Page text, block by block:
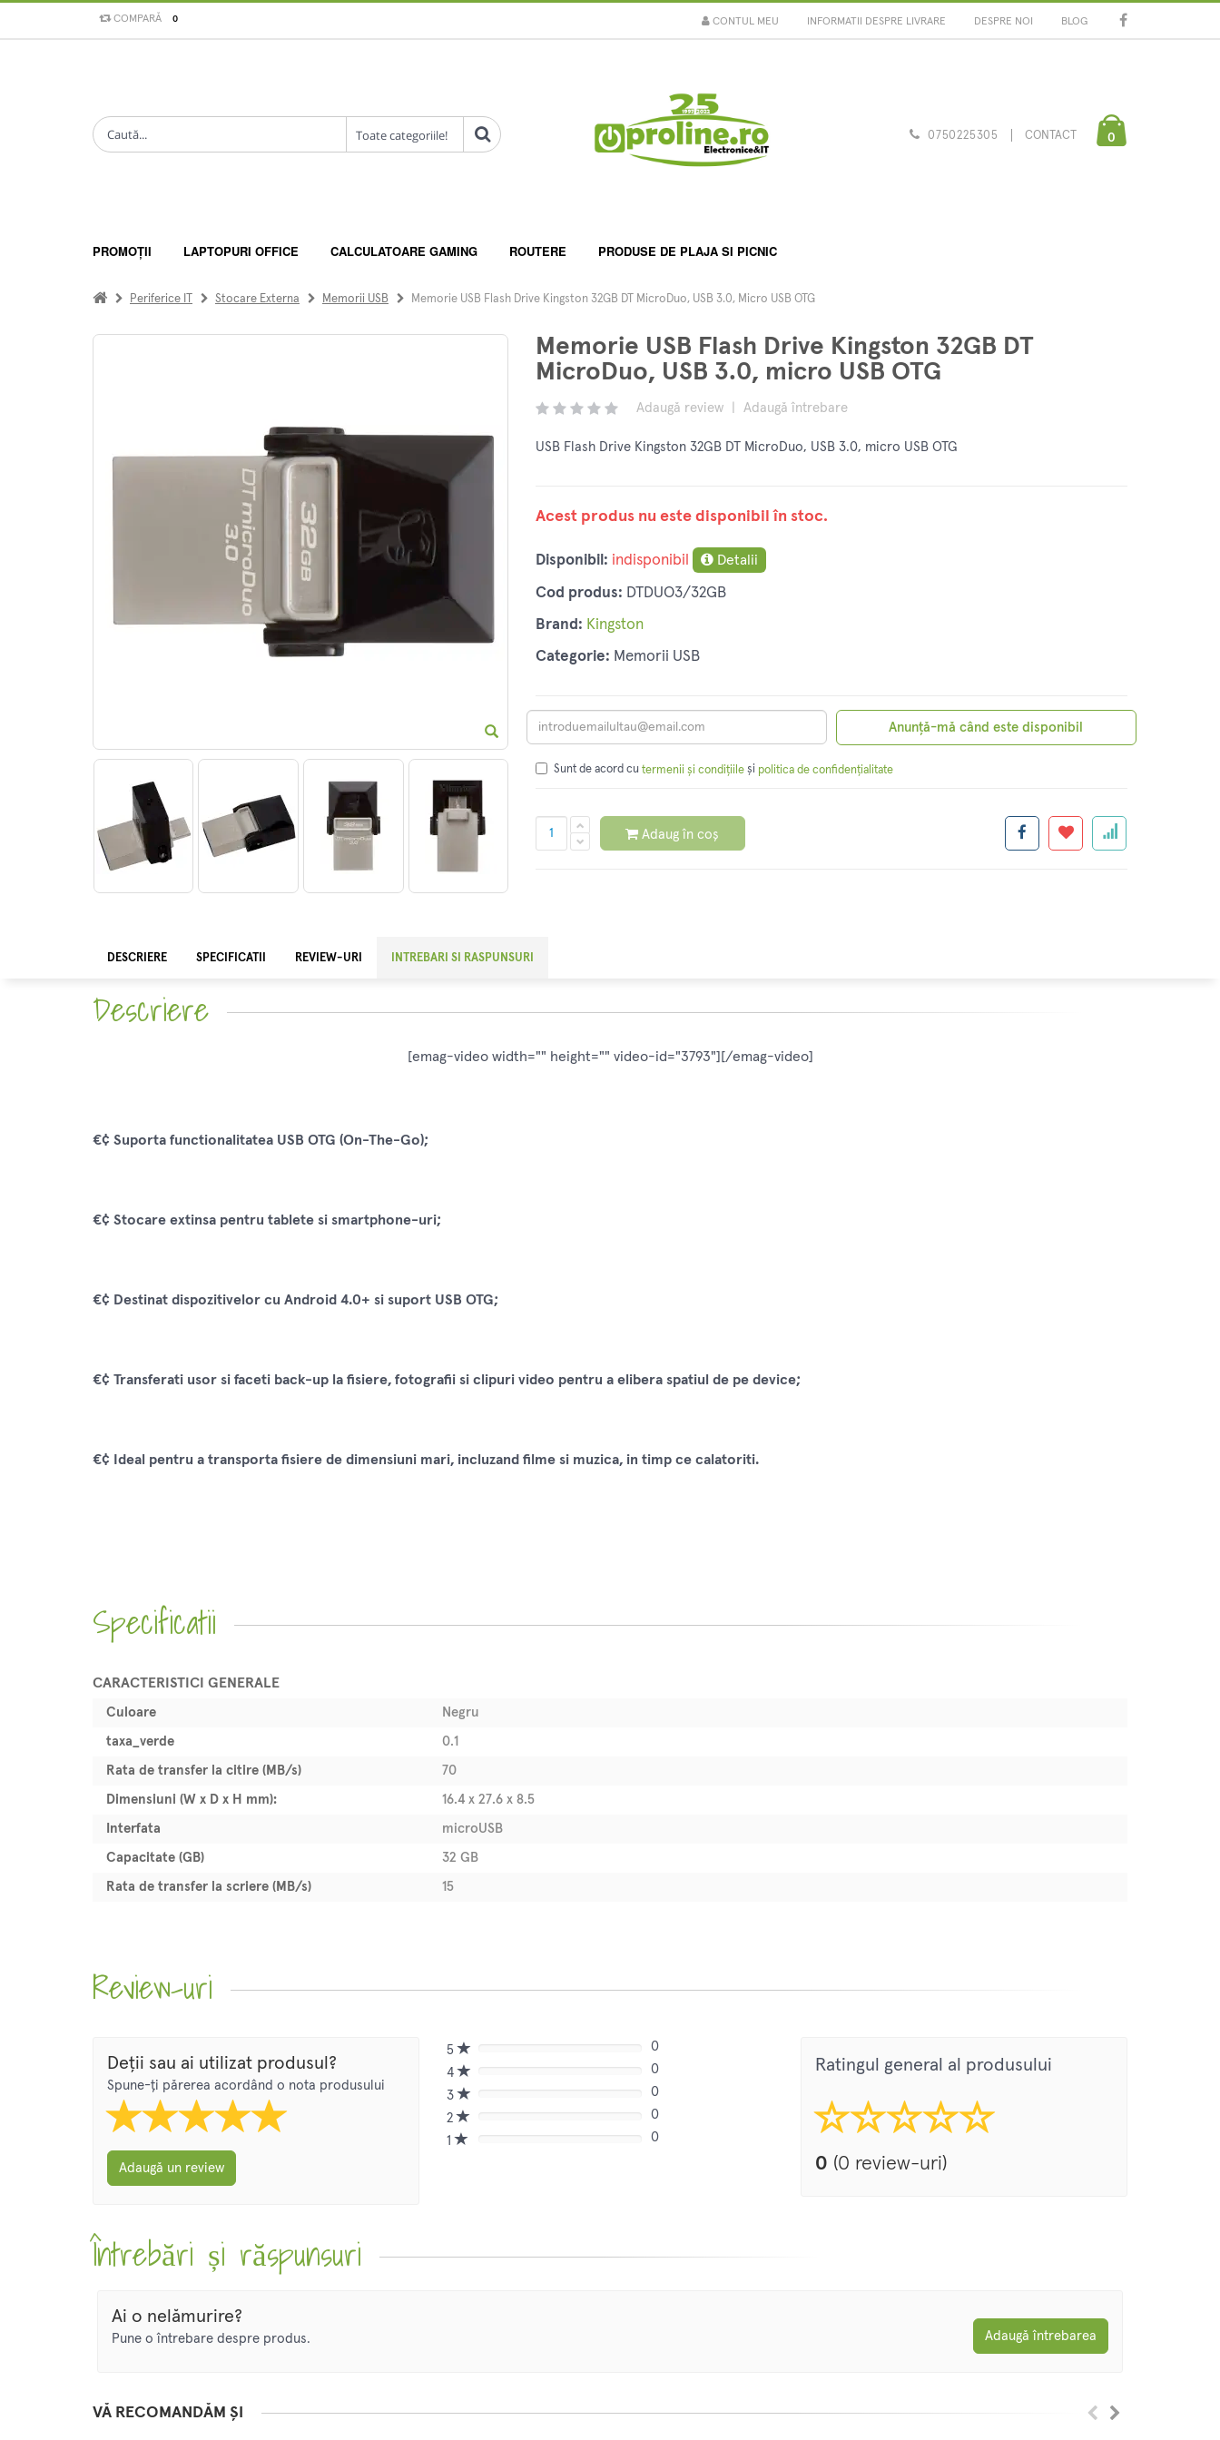
COMPARĂ 0 INFORMATII DESPRE LIVRARE DESPRE NOI BLOG
CONTUL MEU
0750225305 CONTACT 0
PROMOȚII LAPTOPURI OFFICE CALCULATOARE GAMING ROUTERE PRODUSE DE PLAJA SI PICNIC
Periferice IT Stocare Externa Memorii USB Memorie USB Flash Drive Kingston 32GB DT MicroDuo, USB 3.0, Micro USB OTG
Memorie USB Flash Drive Kingston 32GB DT
MicroDuo, USB 3.0, micro USB OTG
Adaugă review Adaugă întrebare
USB Flash Drive Kingston 32GB DT MicroDuo, USB 3.0, micro USB OTG
Acest produs nu este disponibil în stoc.
Disponibil: indisponibil Detalii
Cod produs: DTDUO3/32GB
Brand: Kingston
Categorie: Memorii USB
Anunță-mă când este disponibil
Sunt de acord cu termenii și condițiileși politica de confidențialitate
Adaug în coș
DESCRIERE SPECIFICATII REVIEW-URI INTREBARI SI RASPUNSURI
Descriere
[emag-video width="" height="" video-id="3793"][/emag-video]
€¢ Suporta functionalitatea USB OTG (On-The-Go);
€¢ Stocare extinsa pentru tablete si smartphone-uri;
€¢ Destinat dispozitivelor cu Android 4.0+ si suport USB OTG;
€¢ Transferati usor si faceti back-up la fisiere, fotografii si clipuri video pentru a elibera spatiul de pe device;
€¢ Ideal pentru a transporta fisiere de dimensiuni mari, incluzand filme si muzica, in timp ce calatoriti.
Specificatii
CARACTERISTICI GENERALE
Culoare Negru
taxa_verde 0.1
Rata de transfer la citire (MB/s) 70
Dimensiuni (W x D x H mm): 16.4 x 27.6 x 8.5
Interfata microUSB
Capacitate (GB) 32 GB
Rata de transfer la scriere (MB/s) 15
Review-uri
Deții sau ai utilizat produsul?
Spune-ți părerea acordând o nota produsului
Adaugă un review
5
Complete
(danger)
0
4
Complete
(danger)
0
3
Complete
(danger)
0
2
Complete
0
1
0
Ratingul general al produsului
0 (0 review-uri)
Întrebări și răspunsuri
Ai o nelămurire?
Pune o întrebare despre produs. Adaugă întrebarea
VĂ RECOMANDĂM ȘI